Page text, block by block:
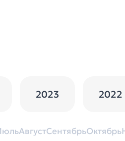
2023 2022
АвгустСентябрьОктябрь